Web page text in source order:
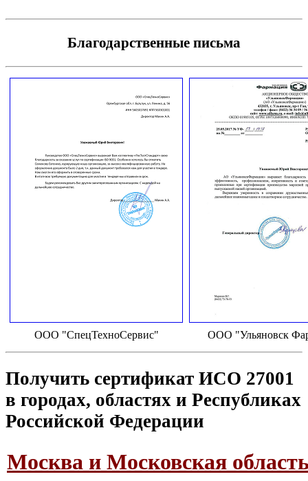
Благодарственные письма
ООО "СпецТехноСервис" ООО "Ульяновск
Получить сертификат ИСО 27001
в городах, областях и Республиках
Российской Федерации
Москва и Московская